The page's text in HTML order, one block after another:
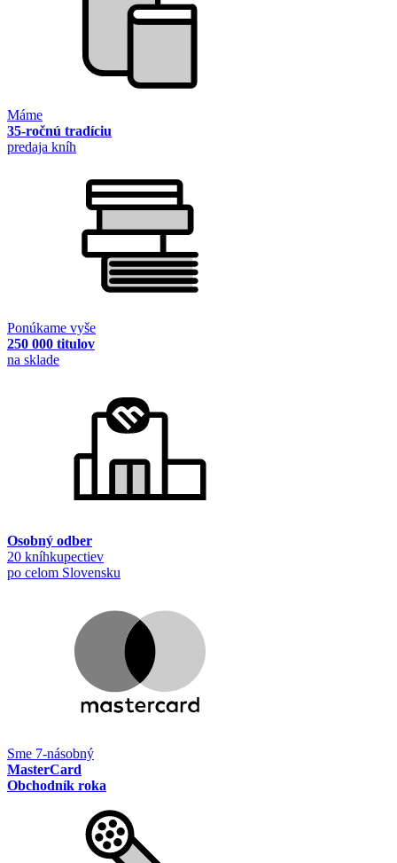
Máme
35-ročnú tradíciu
predaja kníh
Ponúkame vyše
250 000 titulov
na sklade
Osobný odber
20 kníhkupectiev
po celom Slovensku
Sme 7-násobný
MasterCard
Obchodník roka